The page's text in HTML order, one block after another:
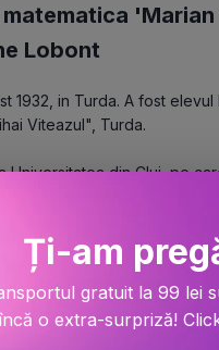
Lobont
1932, in Turda. A fost elevul
Viteazul", Turda.
Universitatea din Cluj, pe
anul 1954. Dupa absolvire,
din Cluj, unde a
(1970), profesor (1990).
din Bucuresti cu teza
renumitului
lasand un gol pe care
Ți-am
gratuit la 99 lei
o extra-surpriză!